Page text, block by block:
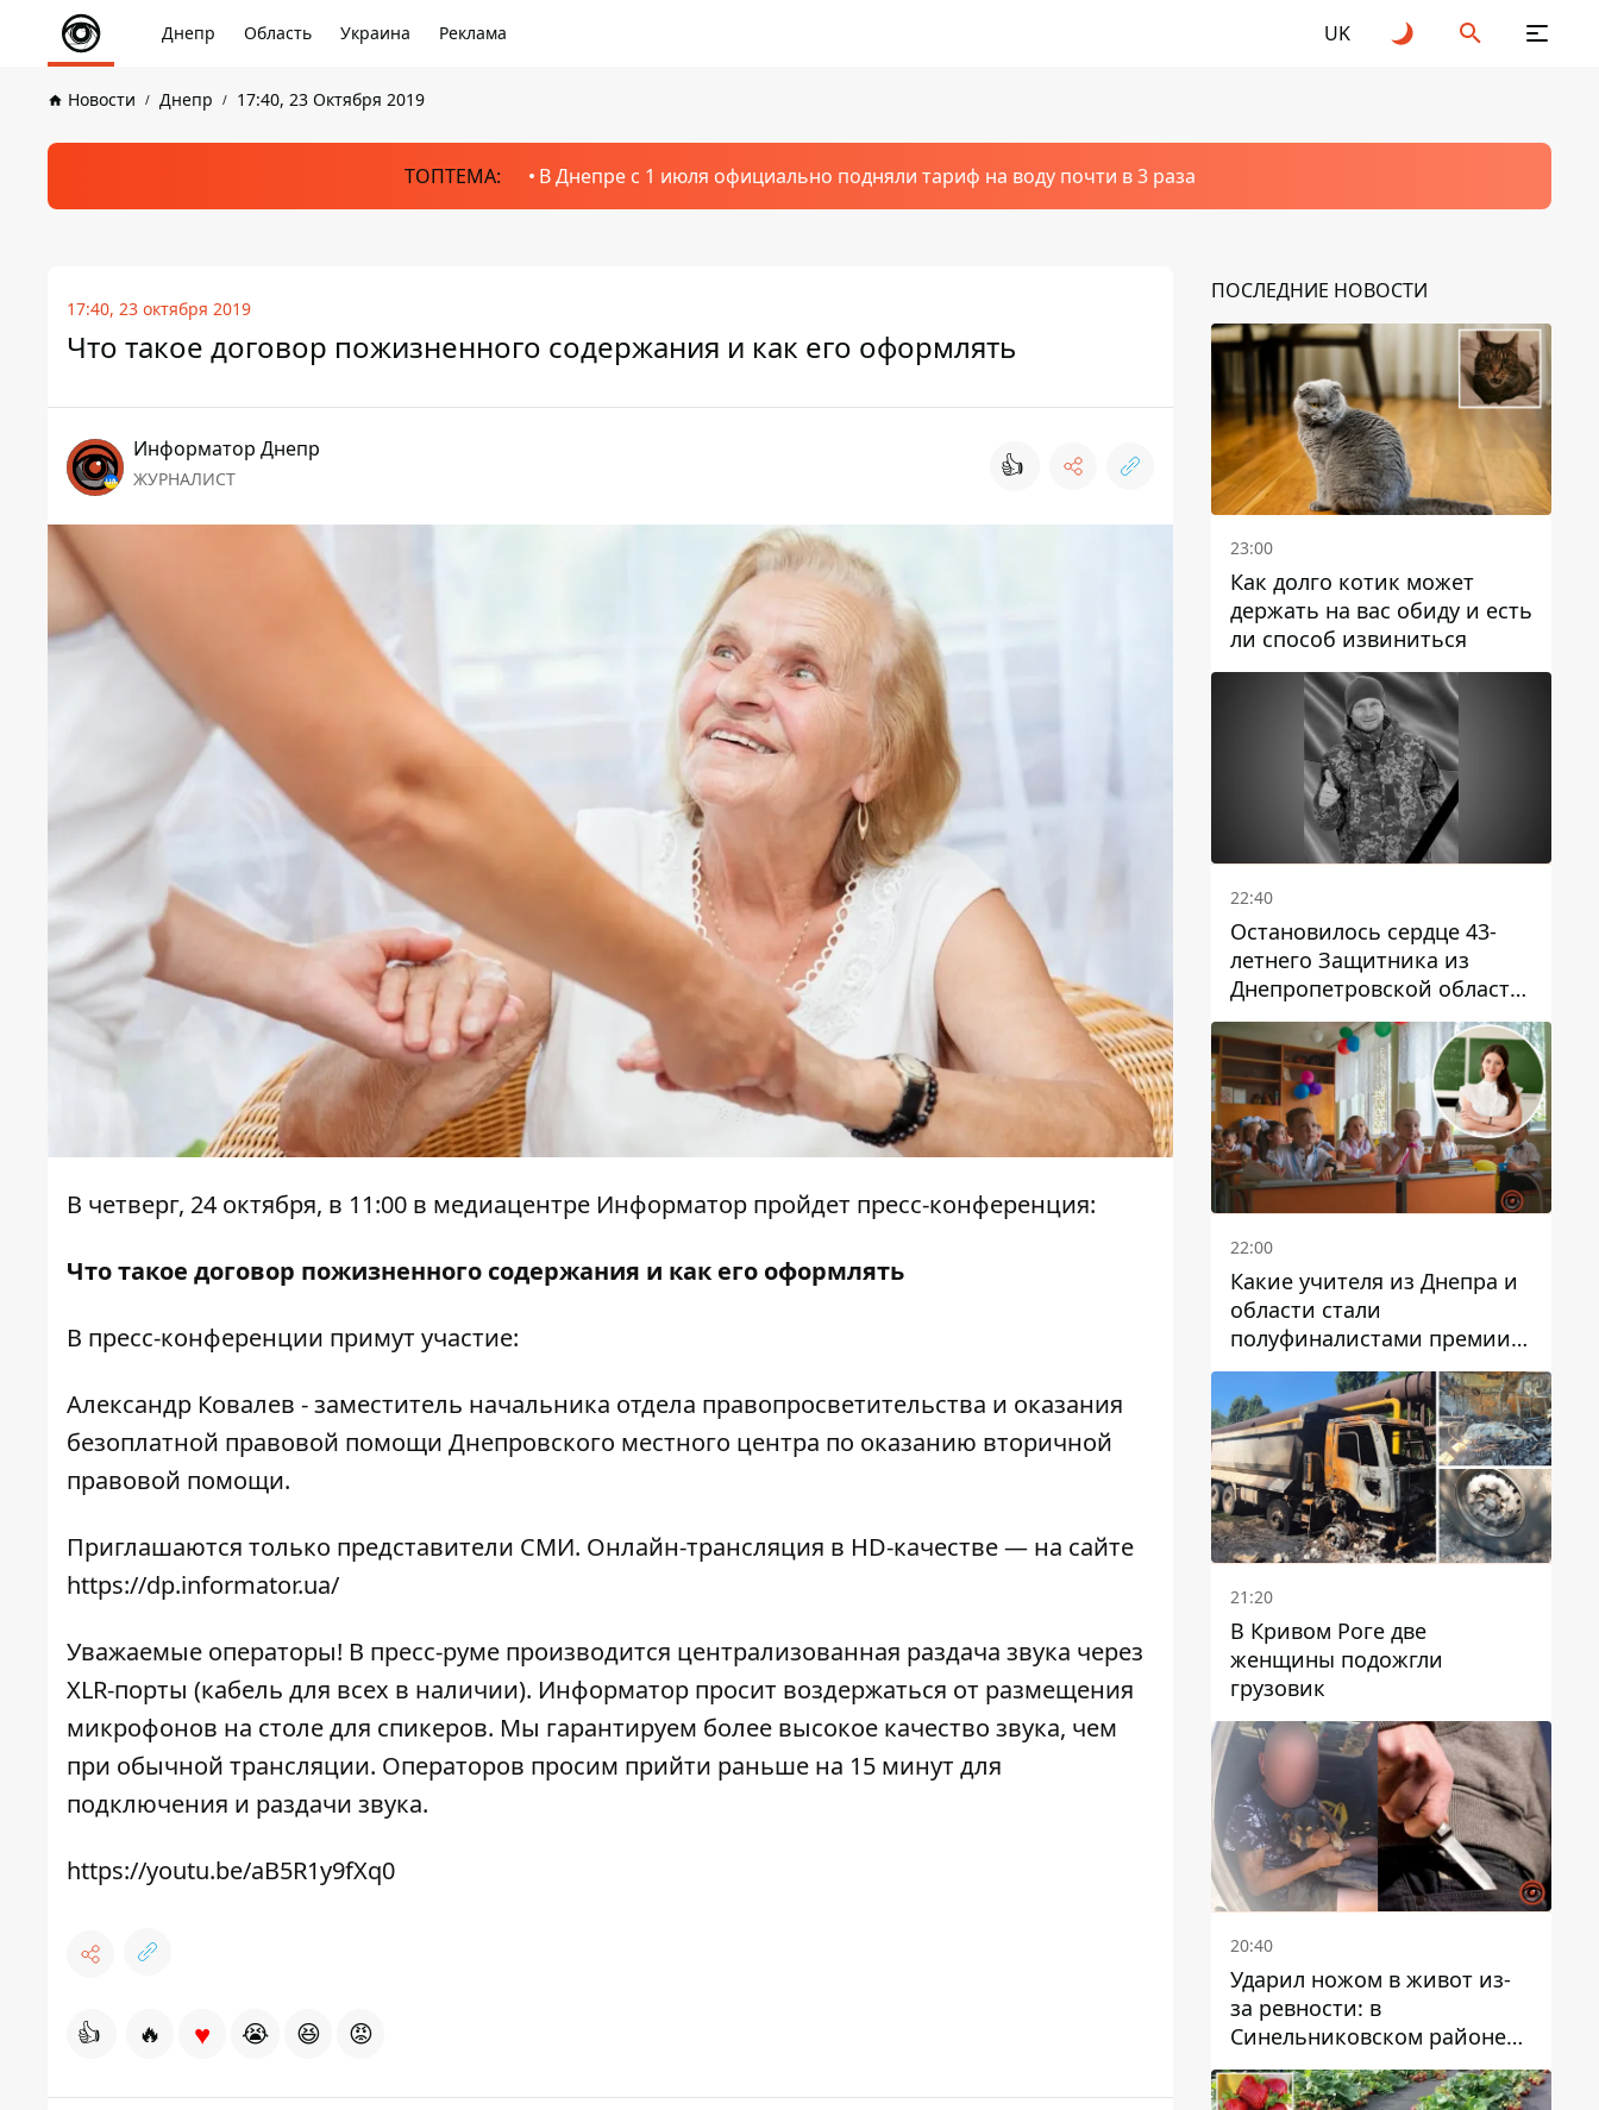
Днепр Область Украина Реклама UK
Новости Днепр 17:40, 23 Октября 2019
ТОПТЕМА: В Днепре с 1 июля официально подняли тариф на воду почти в 3 раза
17:40, 23 октября 2019
Что такое договор пожизненного содержания и как его оформлять
Информатор Днепр
ЖУРНАЛИСТ 👍
В четверг, 24 октября, в 11:00 в медиацентре Информатор пройдет пресс-конференция:
Что такое договор пожизненного содержания и как его оформлять
В пресс-конференции примут участие:
Александр Ковалев - заместитель начальника отдела правопросветительства и оказания
безоплатной правовой помощи Днепровского местного центра по оказанию вторичной
правовой помощи.
Приглашаются только представители СМИ. Онлайн-трансляция в HD-качестве — на сайте
https://dp.informator.ua/
Уважаемые операторы! В пресс-руме производится централизованная раздача звука через
XLR-порты (кабель для всех в наличии). Информатор просит воздержаться от размещения
микрофонов на столе для спикеров. Мы гарантируем более высокое качество звука, чем
при обычной трансляции. Операторов просим прийти раньше на 15 минут для
подключения и раздачи звука.
https://youtu.be/aB5R1y9fXq0
👍 🔥 ♥ 😭 😆 😡
ПОСЛЕДНИЕ НОВОСТИ
23:00
Как долго котик может
держать на вас обиду и есть
ли способ извиниться
22:40
Остановилось сердце 43-
летнего Защитника из
Днепропетровской области
Евгения Зинченко
22:00
Какие учителя из Днепра и
области стали
полуфиналистами премии
Global Teacher Prize Ukraine
2026
21:20
В Кривом Роге две
женщины подожгли
грузовик
20:40
Ударил ножом в живот из-
за ревности: в
Синельниковском районе
задержали 49-летнего
мужчину за убийство